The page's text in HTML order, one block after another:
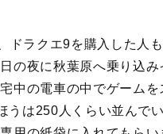
ドラクエ9を購入した人
の夜に秋葉原へ乗り込
中の電車の中でゲーム
うは250人くらい並んで